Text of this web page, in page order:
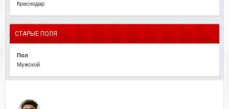
Краснодар
СТАРЫЕ ПОЛЯ
Пол
Мужской